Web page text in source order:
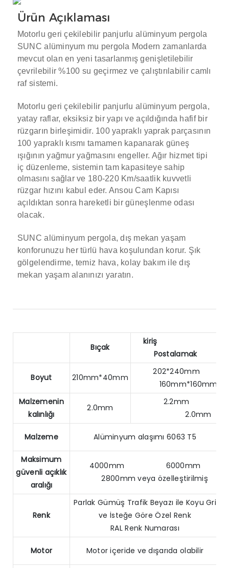
Ürün Açıklaması
Motorlu geri çekilebilir panjurlu alüminyum pergola
SUNC alüminyum mu pergola Modern zamanlarda
mevcut olan en yeni tasarlanmış genişletilebilir
çevrilebilir %100 su geçirmez ve çalıştırılabilir camlı
raf sistemi.
Motorlu geri çekilebilir panjurlu alüminyum pergola,
yatay raflar, eksiksiz bir yapı ve açıldığında hafif bir
rüzgarın birleşimidir. 100 yapraklı yaprak parçasının
100 yapraklı kısmı tamamen kapanarak güneş
ışığının yağmur yağmasını engeller. Ağır hizmet tipi
iç düzenleme, sistemin tam kapasiteye sahip
olmasını sağlar ve 180-220 Km/saatlik kuvvetli
rüzgar hızını kabul eder. Ansou Cam Kapısı
açıldıktan sonra hareketli bir güneşlenme odası
olacak.
SUNC alüminyum pergola, dış mekan yaşam
konforunuzu her türlü hava koşulundan korur. Şık
gölgelendirme, temiz hava, kolay bakım ile dış
mekan yaşam alanınızı yaratın.
Bıçak
kiriş
Postalamak
Boyut 210mm*40mm
202*240mm
160mm*160mm
Malzemenin
kalınlığı
2.0mm
2.2mm
2.0mm
Malzeme Alüminyum alaşımı 6063 T5
Maksimum
güvenli açıklık
aralığı
4000mm 6000mm
2800mm veya özelleştirilmiş
Renk
Parlak Gümüş Trafik Beyazı ile Koyu Gri
ve İsteğe Göre Özel Renk
RAL Renk Numarası
Motor Motor içeride ve dışarıda olabilir